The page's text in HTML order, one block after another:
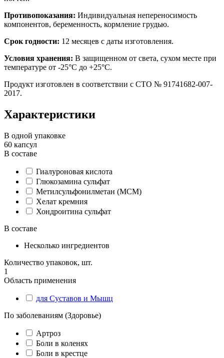
Противопоказания: Индивидуальная непереносимость
компонентов, беременность, кормление грудью.
Срок годности: 12 месяцев с даты изготовления.
Условия хранения: В защищенном от света, сухом месте при
температуре от -25°C до +25°C.
Продукт изготовлен в соответствии с СТО № 91741682-007-
2017.
Характеристики
В одной упаковке
60 капсул
В составе
Гиалуроновая кислота
Глюкозамина сульфат
Метилсульфонилметан (МСМ)
Хелат кремния
Хондроитина сульфат
В составе
Несколько ингредиентов
Количество упаковок, шт.
1
Область применения
для Суставов и Мышц
По заболеваниям (Здоровье)
Артроз
Боли в коленях
Боли в крестце